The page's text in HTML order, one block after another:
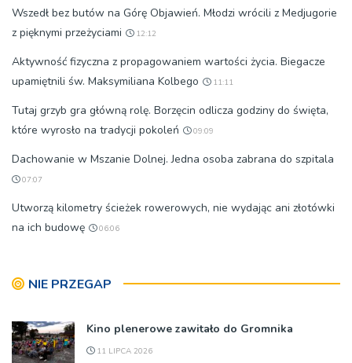
Wszedł bez butów na Górę Objawień. Młodzi wrócili z Medjugorie
z pięknymi przeżyciami
12:12
Aktywność fizyczna z propagowaniem wartości życia. Biegacze
upamiętnili św. Maksymiliana Kolbego
11:11
Tutaj grzyb gra główną rolę. Borzęcin odlicza godziny do święta,
które wyrosło na tradycji pokoleń
09:09
Dachowanie w Mszanie Dolnej. Jedna osoba zabrana do szpitala
07:07
Utworzą kilometry ścieżek rowerowych, nie wydając ani złotówki
na ich budowę
06:06
NIE PRZEGAP
Kino plenerowe zawitało do Gromnika
11 LIPCA 2026